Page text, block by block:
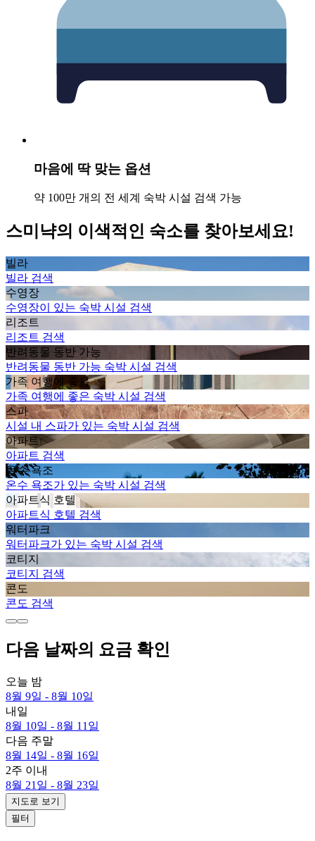
마음에 딱 맞는 옵션
약 100만 개의 전 세계 숙박 시설 검색 가능
스미냑의 이색적인 숙소를 찾아보세요!
빌라
빌라 검색
수영장
수영장이 있는 숙박 시설 검색
리조트
리조트 검색
반려동물 동반 가능
반려동물 동반 가능 숙박 시설 검색
가족 여행에 좋음
가족 여행에 좋은 숙박 시설 검색
스파
시설 내 스파가 있는 숙박 시설 검색
아파트
아파트 검색
온수 욕조
온수 욕조가 있는 숙박 시설 검색
아파트식 호텔
아파트식 호텔 검색
워터파크
워터파크가 있는 숙박 시설 검색
코티지
코티지 검색
콘도
콘도 검색
다음 날짜의 요금 확인
오늘 밤
8월 9일 - 8월 10일
내일
8월 10일 - 8월 11일
다음 주말
8월 14일 - 8월 16일
2주 이내
8월 21일 - 8월 23일
지도로 보기
필터